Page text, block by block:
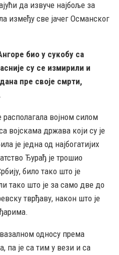
да извуче најбоље за
између све јачег Османског
био у сукобу са
су се измирили и
пре своје смрти,
располагала војном силом
војскама држава који су је
је једна од најбогатијих
Ђурађ је трошио
било тако што је
тако што је за само две до
тврђаву, након што је
односу према
па је са тим у вези и са